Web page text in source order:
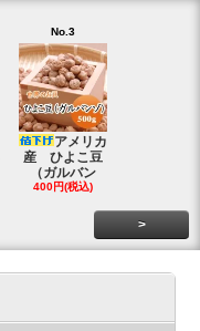
No.3
アメリカ
産 ひよこ豆
（ガルバン
400円(税込)
>